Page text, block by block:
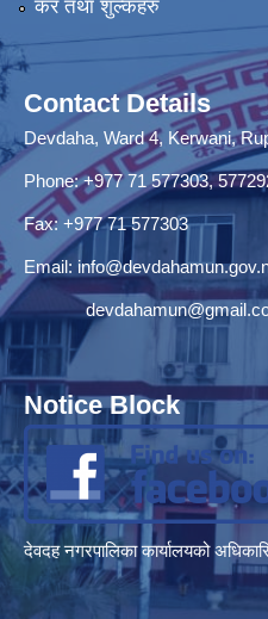
कर तथा शुल्कहरु
Contact Details
Devdaha, Ward 4, Kerwani,
Phone: +977 71 577303,
Fax: +977 71 577303
Email:
Notice Block
देवदह नगरपालिका कार्यालयको